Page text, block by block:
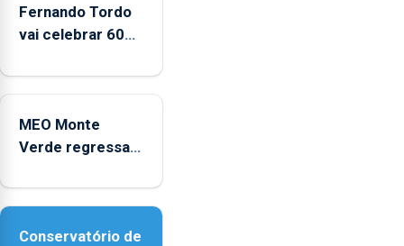
e
2025
Fernando Tordo
vai celebrar 60
no Coliseu
MEO Monte
Verde regressa
acessibilidade
Conservatório de